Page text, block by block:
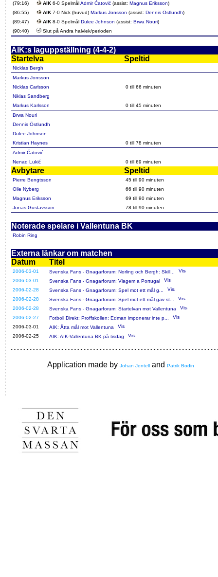
(79:16)
AIK 6-0 SpelmålAdmir Ćatović (assist: Magnus Eriksson)
(86:55)
AIK 7-0 Nick (huvud) Markus Jonsson (assist: Dennis Östlundh)
(89:47)
AIK 8-0 Spelmål Dulee Johnson (assist: Brwa Nouri)
(90:40)
Slut på Andra halvlek/perioden
AIK:s laguppställning (4-4-2)
Startelva
Speltid
Nicklas Bergh
Markus Jonsson
Nicklas Carlsson
0 till 66 minuten
Niklas Sandberg
Markus Karlsson
0 till 45 minuten
Brwa Nouri
Dennis Östlundh
Dulee Johnson
Kristian Haynes
0 till 78 minuten
Admir Ćatović
Nenad Lukić
0 till 69 minuten
Avbytare Speltid
Pierre Bengtsson
45 till 90 minuten
Olle Nyberg
66 till 90 minuten
Magnus Eriksson
69 till 90 minuten
Jonas Gustavsson
78 till 90 minuten
Noterade spelare i Vallentuna BK
Robin Ring
Externa länkar om matchen
Datum
Titel
2006-03-01
Svenska Fans - Gnagarforum: Norling och Bergh: Skill...
2006-03-01
Svenska Fans - Gnagarforum: Viagem a Portugal
2006-02-28
Svenska Fans - Gnagarforum: Spel mot ett mål g...
2006-02-28
Svenska Fans - Gnagarforum: Spel mot ett mål gav st...
2006-02-28
Svenska Fans - Gnagarforum: Startelvan mot Vallentuna
2006-02-27
Fotboll Direkt: Proffskollen: Edman imponerar inte p...
2006-03-01
AIK: Åtta mål mot Vallentuna
2006-02-25
AIK: AIK-Vallentuna BK på tisdag
Application made by Johan Jentell and Patrik Bodin